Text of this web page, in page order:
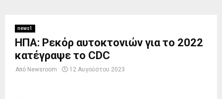
news1
ΗΠΑ: Ρεκόρ αυτοκτονιών για το 2022
κατέγραψε το CDC
Από Newsroom 12 Αυγούστου 2023